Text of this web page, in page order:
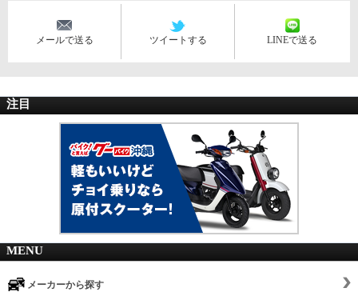
メールで送る ツイートする LINEで送る
注目
MENU
メーカーから探す